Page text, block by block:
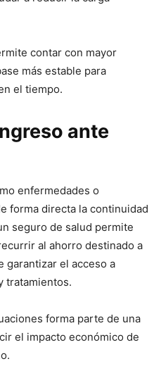
contar con mayor
más estable para
el tiempo.
ante
enfermedades o
forma directa la continuidad
seguro de salud permite
al ahorro destinado a
garantizar el acceso a
tratamientos.
forma parte de una
el impacto económico de